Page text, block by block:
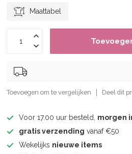
Maattabel
Toevoegen om te vergelijken Deel dit
Voor 17.00 uur besteld, morgen
gratis verzending vanaf €50
Wekelijks nieuwe items